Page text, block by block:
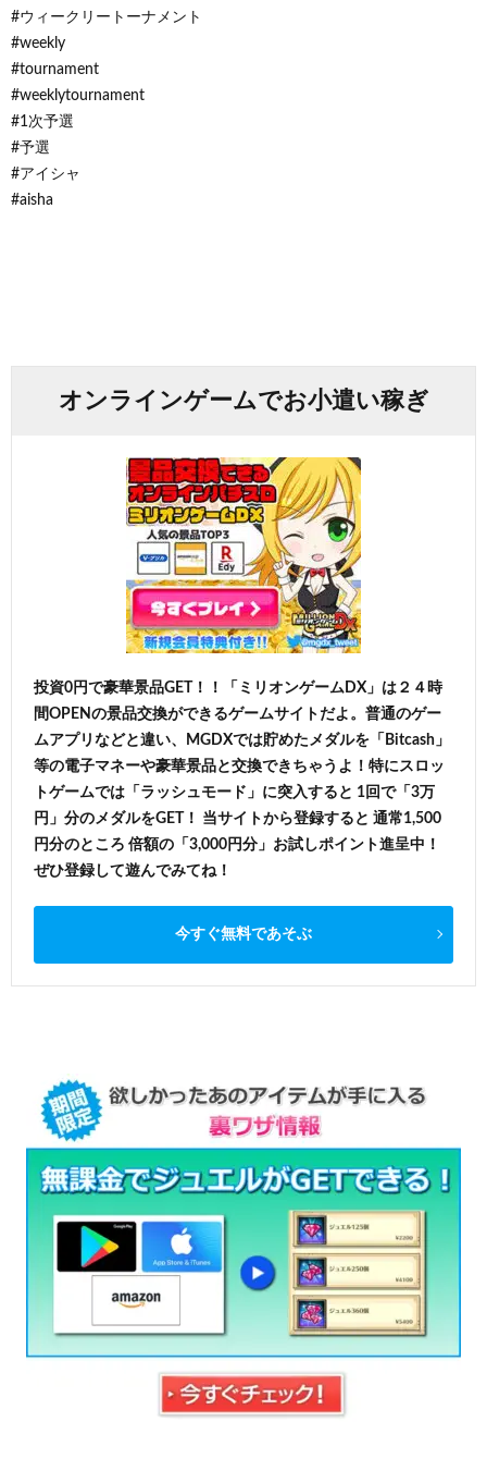
#ウィークリートーナメント
#weekly
#tournament
#weeklytournament
#1次予選
#予選
#アイシャ
#aisha
オンラインゲームでお小遣い稼ぎ
投資0円で豪華景品GET！！「ミリオンゲームDX」は２４時
間OPENの景品交換ができるゲームサイトだよ。普通のゲー
ムアプリなどと違い、MGDXでは貯めたメダルを「Bitcash」
等の電子マネーや豪華景品と交換できちゃうよ！特にスロッ
トゲームでは「ラッシュモード」に突入すると 1回で「3万
円」分のメダルをGET！ 当サイトから登録すると 通常1,500
円分のところ 倍額の「3,000円分」お試しポイント進呈中！
ぜひ登録して遊んでみてね！
今すぐ無料であそぶ